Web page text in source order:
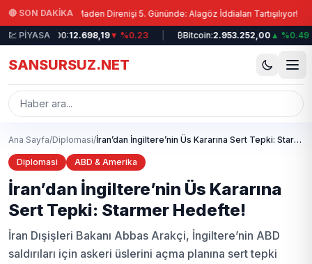
Ana içeriğe atla
🔴 SON DAKİKA
Maden Direnişi 5. Gününde: Alagöz İddiaları Tartışılıyor! |
💹 PİYASA
BIST 100:12.698,19▼ %0.23 | Bitcoin:2.953.252,00▲ %0.49 |
SANSURSUZ.NET
Ana Sayfa/Diplomasi/ İran’dan İngiltere’nin Üs Kararına Sert Tepki: Starmer Hedefte!
Diplomasi ABD & Amerika
İran’dan İngiltere’nin Üs Kararına
Sert Tepki: Starmer Hedefte!
İran Dışişleri Bakanı Abbas Arakçi, İngiltere’nin ABD
saldırıları için askeri üslerini açma planına sert tepki